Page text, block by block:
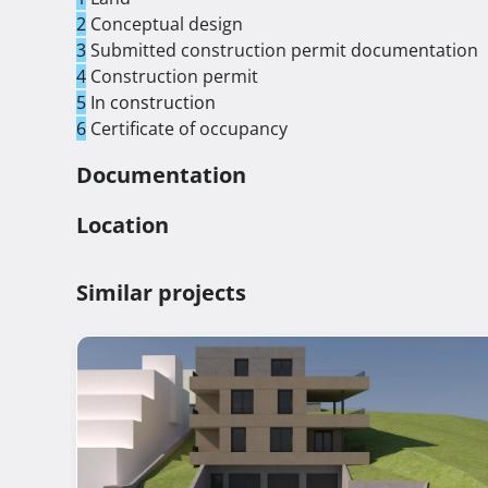
prostoriji)
Visoki stropovi (297 cm)
Otvori: aluminijska stolarija, aluminijske rolete na
Obloge: hrastovi parketi i keramika (mogućnost
Protuprovalna vrata
Dizalo
Osiguran parking za sva vozila u podzemnoj garaži
2Conceptual design
3Submitted construction permit documentation
4Construction permit
5In construction
6Certificate of occupancy
Documentation
Location
Similar projects